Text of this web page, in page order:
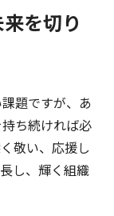
を切り
題ですが、あ
ち続ければ必
敬い、応援し
し、輝く組織